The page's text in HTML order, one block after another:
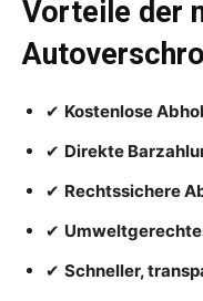
Vorteile der
✔ Kostenlose
✔ Direkte
✔ Rechtssichere
✔
✔ Schneller,